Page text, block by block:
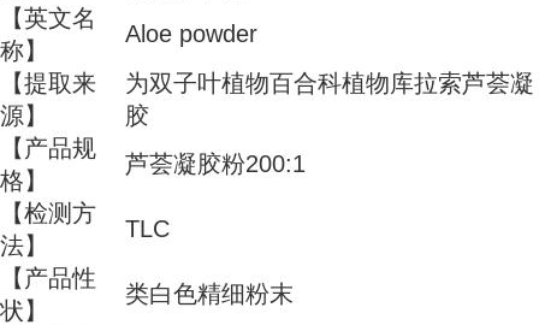
【英文名
称】
Aloe powder
【提取来
源】
为双子叶植物百合科植物库拉索芦荟凝
胶
【产品规
格】
芦荟凝胶粉200:1
【检测方
法】
TLC
【产品性
状】
类白色精细粉末